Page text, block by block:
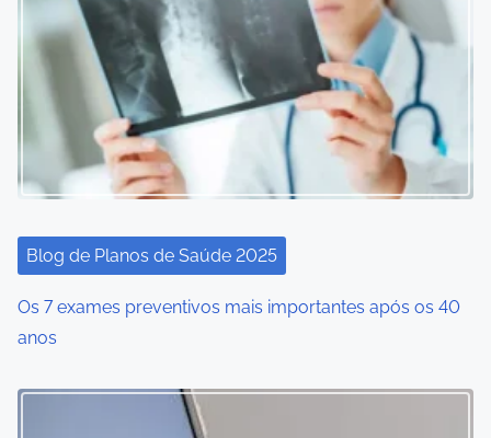
Blog de Planos de Saúde 2025
Os 7 exames preventivos mais importantes após os 40
anos